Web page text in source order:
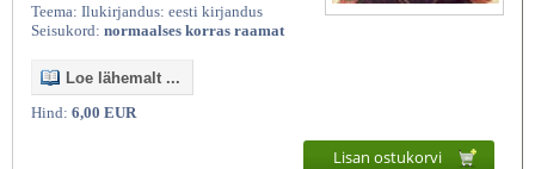
Teema: Ilukirjandus: eesti kirjandus
Seisukord: normaalses korras raamat
Loe lähemalt ...
Hind: 6,00 EUR
Lisan ostukorvi